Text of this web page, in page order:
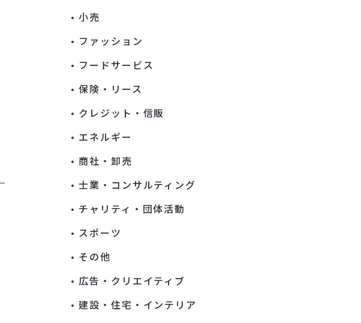
小売
ファッション
フードサービス
保険・リース
クレジット・信販
エネルギー
商社・卸売
士業・コンサルティング
チャリティ・団体活動
スポーツ
その他
広告・クリエイティブ
建設・住宅・インテリア